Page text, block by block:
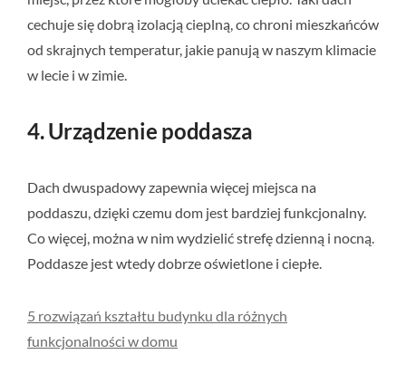
cechuje się dobrą izolacją cieplną, co chroni mieszkańców
od skrajnych temperatur, jakie panują w naszym klimacie
w lecie i w zimie.
4. Urządzenie poddasza
Dach dwuspadowy zapewnia więcej miejsca na
poddaszu, dzięki czemu dom jest bardziej funkcjonalny.
Co więcej, można w nim wydzielić strefę dzienną i nocną.
Poddasze jest wtedy dobrze oświetlone i ciepłe.
5 rozwiązań kształtu budynku dla różnych
funkcjonalności w domu